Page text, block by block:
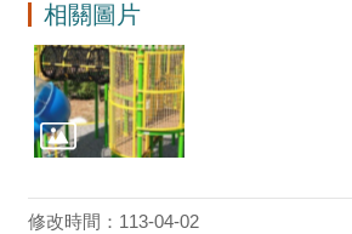
相關圖片
修改時間：113-04-02